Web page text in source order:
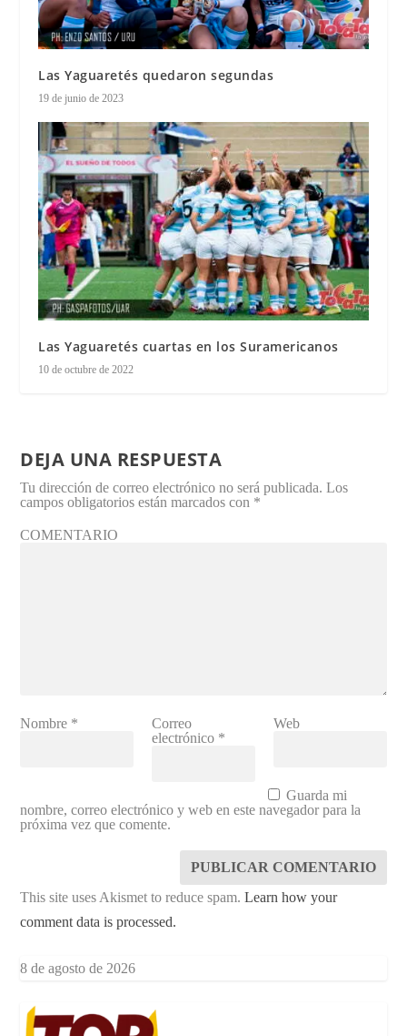
Las Yaguaretés quedaron segundas
19 de junio de 2023
Las Yaguaretés cuartas en los Suramericanos
10 de octubre de 2022
DEJA UNA RESPUESTA
Tu dirección de correo electrónico no será publicada. Los
campos obligatorios están marcados con *
COMENTARIO
Nombre *
Correo
electrónico *
Web
Guarda mi
nombre, correo electrónico y web en este navegador para la
próxima vez que comente.
This site uses Akismet to reduce spam.Learn how your
comment data is processed.
8 de agosto de 2026